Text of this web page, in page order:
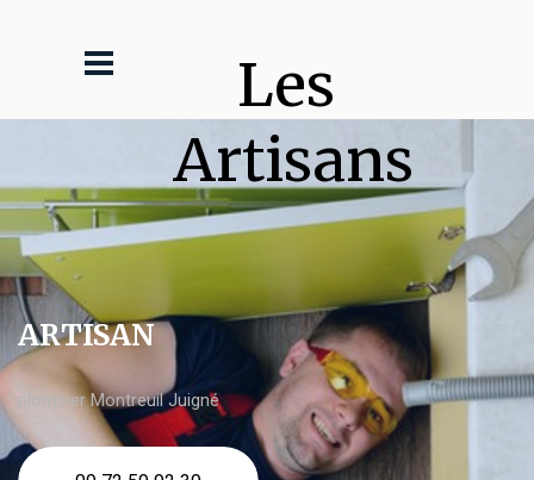
Les
Artisans
ARTISAN
plombier Montreuil Juigné